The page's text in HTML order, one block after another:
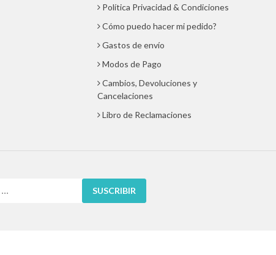
Política Privacidad & Condiciones
Cómo puedo hacer mi pedido?
Gastos de envío
Modos de Pago
Cambios, Devoluciones y
Cancelaciones
Libro de Reclamaciones
SUSCRIBIR